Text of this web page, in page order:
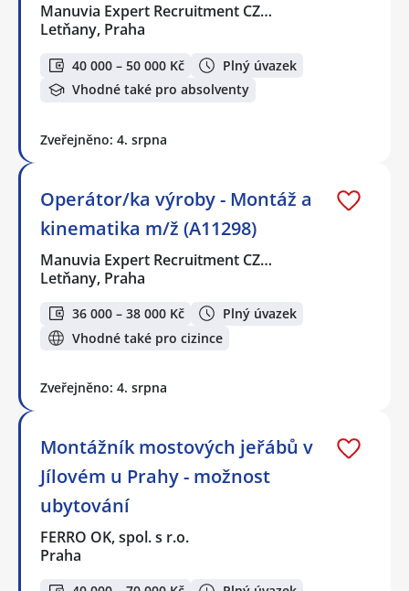
Manuvia Expert Recruitment CZ…
Letňany, Praha
40 000 – 50 000 Kč
Plný úvazek
Vhodné také pro absolventy
Zveřejněno: 4. srpna
Operátor/ka výroby - Montáž a
kinematika m/ž (A11298)
Manuvia Expert Recruitment CZ…
Letňany, Praha
36 000 – 38 000 Kč
Plný úvazek
Vhodné také pro cizince
Zveřejněno: 4. srpna
Montážník mostových jeřábů v
Jílovém u Prahy - možnost
ubytování
FERRO OK, spol. s r.o.
Praha